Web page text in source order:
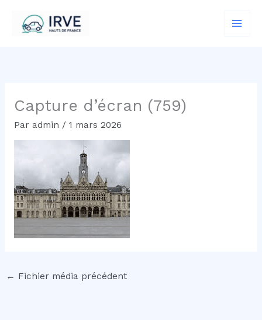
contenu
Capture d’écran (759)
Par admin / 1 mars 2026
← Fichier média précédent